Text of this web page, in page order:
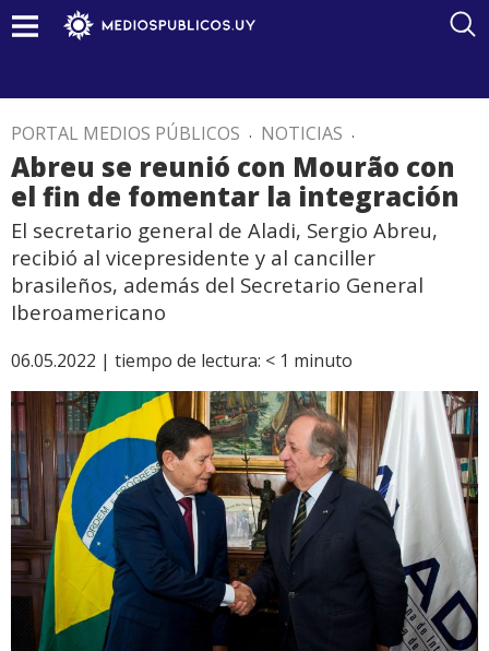
PORTAL MEDIOS PÚBLICOS . NOTICIAS .
Abreu se reunió con Mourão con
el fin de fomentar la integración
El secretario general de Aladi, Sergio Abreu,
recibió al vicepresidente y al canciller
brasileños, además del Secretario General
Iberoamericano
06.05.2022 | tiempo de lectura: < 1 minuto